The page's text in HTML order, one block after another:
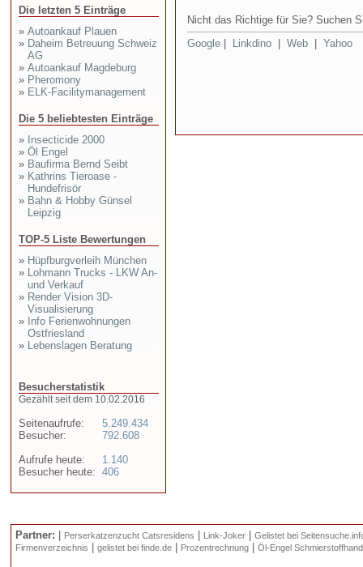
Die letzten 5 Einträge
» Autoankauf Plauen
» Daheim Betreuung Schweiz
AG
» Autoankauf Magdeburg
» Pheromony
» ELK-Facilitymanagement
Die 5 beliebtesten Einträge
» Insecticide 2000
» Öl Engel
» Baufirma Bernd Seibt
» Kathrins Tieroase -
Hundefrisör
» Bahn & Hobby Günsel
Leipzig
TOP-5 Liste Bewertungen
» Hüpfburgverleih München
» Lohmann Trucks - LKW An-
und Verkauf
» Render Vision 3D-
Visualisierung
» Info Ferienwohnungen
Ostfriesland
» Lebenslagen Beratung
Besucherstatistik
Gezählt seit dem 10.02.2016
Seitenaufrufe:
Besucher:
Aufrufe heute:
Besucher heute:
5.249.434
792.608
1.140
406
Nicht das Richtige für Sie? Suchen
Google
Linkdino Web Yahoo
Partner: Perserkatzenzucht Catsresidens Link-Joker
Gelistet bei
Firmenverzeichnis
gelistet bei finde.de Prozentrechnung Öl-Engel